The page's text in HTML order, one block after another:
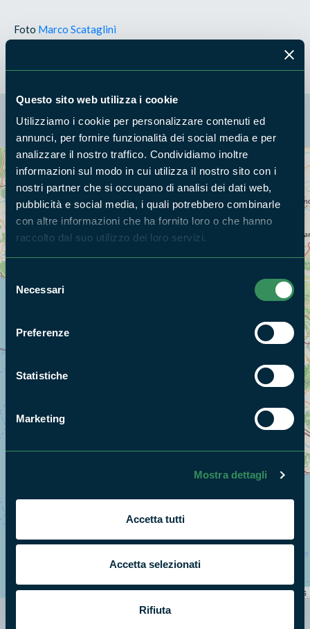
Questo sito web utilizza i cookie
Utilizziamo i cookie per personalizzare contenuti ed
annunci, per fornire funzionalità dei social media e per
analizzare il nostro traffico. Condividiamo inoltre
informazioni sul modo in cui utilizza il nostro sito con i
nostri partner che si occupano di analisi dei dati web,
pubblicità e social media, i quali potrebbero combinarle
con altre informazioni che ha fornito loro o che hanno
raccolto dal suo utilizzo dei loro servizi.
Selezione
delNecessari
Preferenze
Statistiche
Marketing
Mostra dettagli
Accetta tutti
Accetta selezionati
Rifiuta
Foto Marco Scataglini
La mappa di Parchilazio.it
−
Leaflet|©OpenStreetMapcontributors
Cerca nella mappa OPZIONI